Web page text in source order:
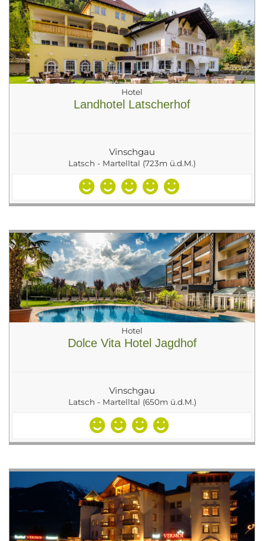
Hotel
Landhotel Latscherhof
Vinschgau
Latsch - Martelltal (723m ü.d.M.)
Hotel
Dolce Vita Hotel Jagdhof
Vinschgau
Latsch - Martelltal (650m ü.d.M.)